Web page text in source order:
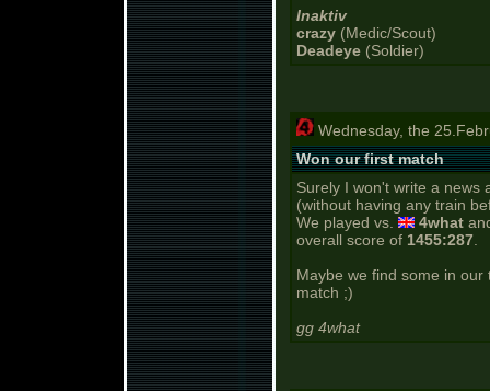
Inaktiv
crazy (Medic/Scout)
Deadeye (Soldier)
Wednesday, the
Won our first match
Surely I won't write a news
(without having any train
We played vs.
4what
overall score of 1455:287
Maybe we find some in
match ;)
gg 4what